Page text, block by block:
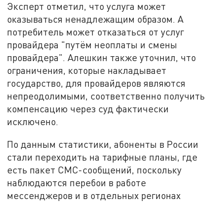
Эксперт отметил, что услуга может
оказываться ненадлежащим образом. А
потребитель может отказаться от услуг
провайдера "путём неоплаты и смены
провайдера". Алешкин также уточнил, что
ограничения, которые накладывает
государство, для провайдеров являются
непреодолимыми, соответственно получить
компенсацию через суд фактически
исключено.
По данным статистики, абоненты в России
стали переходить на тарифные планы, где
есть пакет СМС-сообщений, поскольку
наблюдаются перебои в работе
мессенджеров и в отдельных регионах